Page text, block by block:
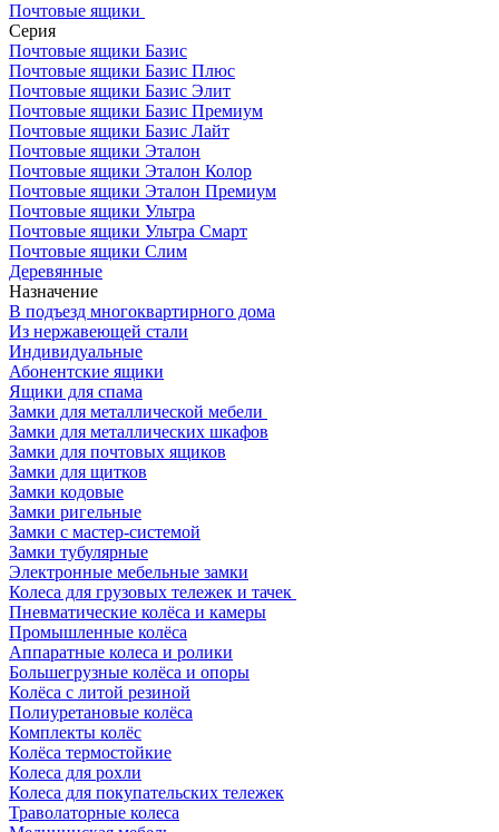
Почтовые ящики
Серия
Почтовые ящики Базис
Почтовые ящики Базис Плюс
Почтовые ящики Базис Элит
Почтовые ящики Базис Премиум
Почтовые ящики Базис Лайт
Почтовые ящики Эталон
Почтовые ящики Эталон Колор
Почтовые ящики Эталон Премиум
Почтовые ящики Ультра
Почтовые ящики Ультра Смарт
Почтовые ящики Слим
Деревянные
Назначение
В подъезд многоквартирного дома
Из нержавеющей стали
Индивидуальные
Абонентские ящики
Ящики для спама
Замки для металлической мебели
Замки для металлических шкафов
Замки для почтовых ящиков
Замки для щитков
Замки кодовые
Замки ригельные
Замки с мастер-системой
Замки тубулярные
Электронные мебельные замки
Колеса для грузовых тележек и тачек
Пневматические колёса и камеры
Промышленные колёса
Аппаратные колеса и ролики
Большегрузные колёса и опоры
Колёса с литой резиной
Полиуретановые колёса
Комплекты колёс
Колёса термостойкие
Колеса для рохли
Колеса для покупательских тележек
Траволаторные колеса